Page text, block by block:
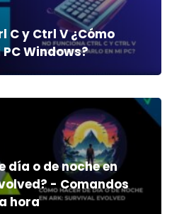
C y Ctrl V ¿Cómo
Windows?
día o de noche en
- Comandos
hora